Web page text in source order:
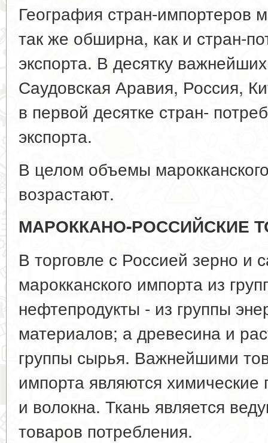
География стран-импортеров
так же обширна, как и стран-
экспорта. В десятку
Саудовская Аравия, Россия,
в первой десятке стран-
экспорта.
В целом объемы
возрастают.
МАРОККАНО-РОССИЙСКИЕ
В торговле с Россией зерно
марокканского импорта из
нефтепродукты - из группы
материалов; а древесина и
группы сырья. Важнейшими
импорта являются химические
и волокна. Ткань является
товаров потребления.